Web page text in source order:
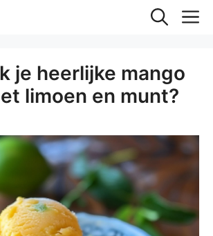
je heerlijke mango
limoen en munt?